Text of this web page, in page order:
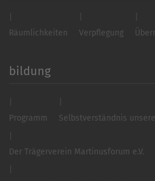
Räumlichkeiten Verpflegung
bildung
Programm Selbstverständnis
Der Trägerverein Martinusforum e.V.